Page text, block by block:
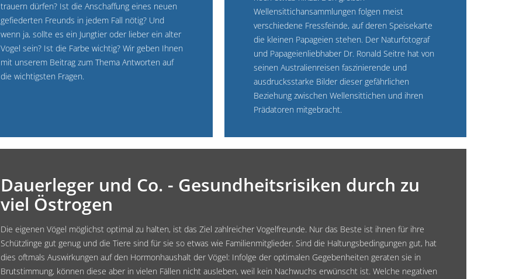
trauern dürfen? Ist die Anschaffung eines neuen
gefiederten Freunds in jedem Fall nötig? Und
wenn ja, sollte es ein Jungtier oder lieber ein alter
Vogel sein? Ist die Farbe wichtig? Wir geben Ihnen
mit unserem Beitrag zum Thema Antworten auf
die wichtigsten Fragen.
Wellensittichansammlungen folgen meist
verschiedene Fressfeinde, auf deren Speisekarte
die kleinen Papageien stehen. Der Naturfotograf
und Papageienliebhaber Dr. Ronald Seitre hat von
seinen Australienreisen faszinierende und
ausdrucksstarke Bilder dieser gefährlichen
Beziehung zwischen Wellensittichen und ihren
Prädatoren mitgebracht.
Dauerleger und Co. - Gesundheitsrisiken durch zu
viel Östrogen
Die eigenen Vögel möglichst optimal zu halten, ist das Ziel zahlreicher Vogelfreunde. Nur das Beste ist ihnen für ihre
Schützlinge gut genug und die Tiere sind für sie so etwas wie Familienmitglieder. Sind die Haltungsbedingungen gut, hat
dies oftmals Auswirkungen auf den Hormonhaushalt der Vögel: Infolge der optimalen Gegebenheiten geraten sie in
Brutstimmung, können diese aber in vielen Fällen nicht ausleben, weil kein Nachwuchs erwünscht ist. Welche negativen